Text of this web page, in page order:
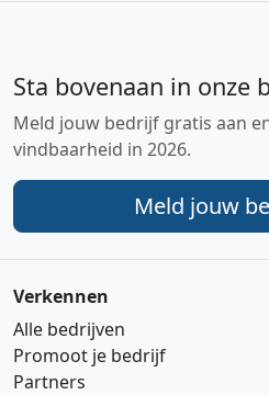
Sta bovenaan in onze
Meld jouw bedrijf gratis aan
vindbaarheid in 2026.
Meld jouw
Verkennen
Alle bedrijven
Promoot je bedrijf
Partners